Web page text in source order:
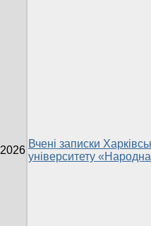
2026
Вчені записки
університету